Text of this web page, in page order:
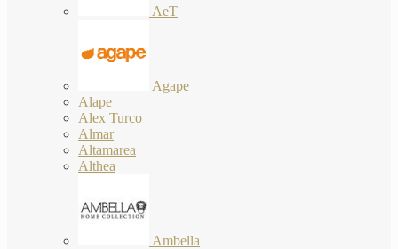
AeT
Agape
Alape
Alex Turco
Almar
Altamarea
Althea
Ambella